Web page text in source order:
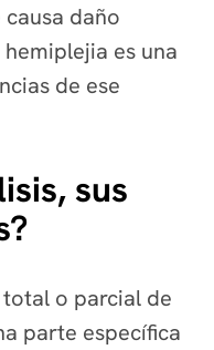
daño
es una
de ese
sus
o parcial de
parte específica